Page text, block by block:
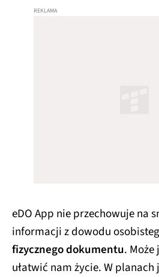
eDO App nie przechowuje na
informacji z dowodu
fizycznego dokumentu.
ułatwić nam życie. W